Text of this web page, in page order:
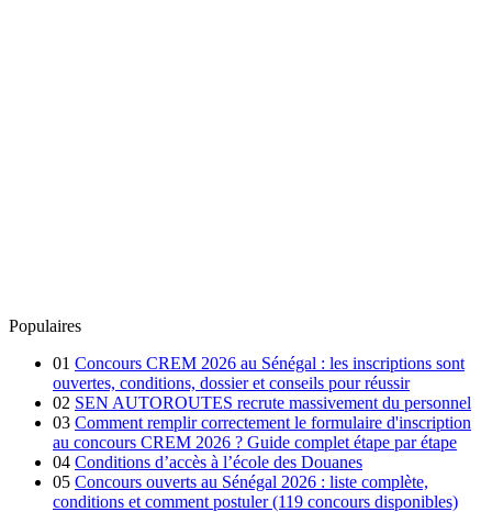
Populaires
01 Concours CREM 2026 au Sénégal : les inscriptions sont
ouvertes, conditions, dossier et conseils pour réussir
02 SEN AUTOROUTES recrute massivement du personnel
03 Comment remplir correctement le formulaire d'inscription
au concours CREM 2026 ? Guide complet étape par étape
04 Conditions d’accès à l’école des Douanes
05 Concours ouverts au Sénégal 2026 : liste complète,
conditions et comment postuler (119 concours disponibles)